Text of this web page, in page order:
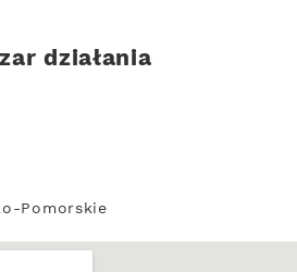
działania
Pomorskie